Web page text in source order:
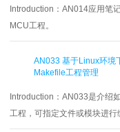
Introduction： AN014应用笔
MCU工程。
AN033 基于Linux环境
Makefile工程管理
Introduction： AN033是介绍
工程，可指定文件或模块进行